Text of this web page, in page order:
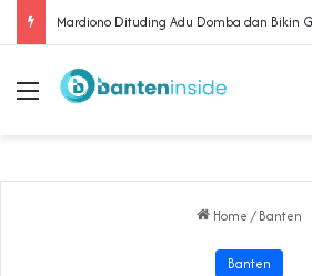
Menu
Home / Banten
Banten